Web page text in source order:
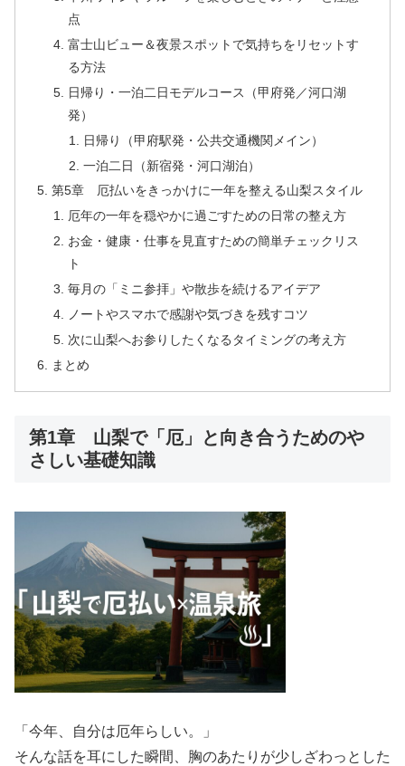
点
富士山ビュー＆夜景スポットで気持ちをリセットす
る方法
日帰り・一泊二日モデルコース（甲府発／河口湖
発）
日帰り（甲府駅発・公共交通機関メイン）
一泊二日（新宿発・河口湖泊）
第5章 厄払いをきっかけに一年を整える山梨スタイル
厄年の一年を穏やかに過ごすための日常の整え方
お金・健康・仕事を見直すための簡単チェックリス
ト
毎月の「ミニ参拝」や散歩を続けるアイデア
ノートやスマホで感謝や気づきを残すコツ
次に山梨へお参りしたくなるタイミングの考え方
まとめ
第1章 山梨で「厄」と向き合うためのや
さしい基礎知識
「今年、自分は厄年らしい。」
そんな話を耳にした瞬間、胸のあたりが少しざわっとした